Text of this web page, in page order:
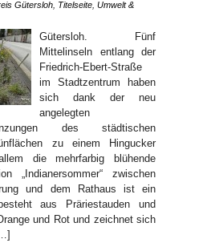
Gütersloh Titelseite Umwelt &
Gütersloh. Fünf
Mittelinseln entlang der
Friedrich-Ebert-Straße
im Stadtzentrum haben
sich dank der neu
angelegten
des städtischen
zu einem Hingucker
die mehrfarbig blühende
„Indianersommer“ zwischen
und dem Rathaus ist ein
aus Präriestauden und
und Rot und zeichnet sich